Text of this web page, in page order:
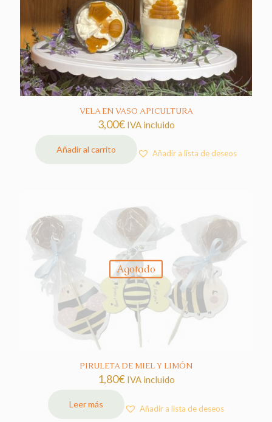
VELA EN VASO APICULTURA
3,00€ IVA incluido
Añadir al carrito Añadir a lista de deseos
Agotado
PIRULETA DE MIEL Y LIMÓN
1,80€ IVA incluido
Leer más Añadir a lista de deseos